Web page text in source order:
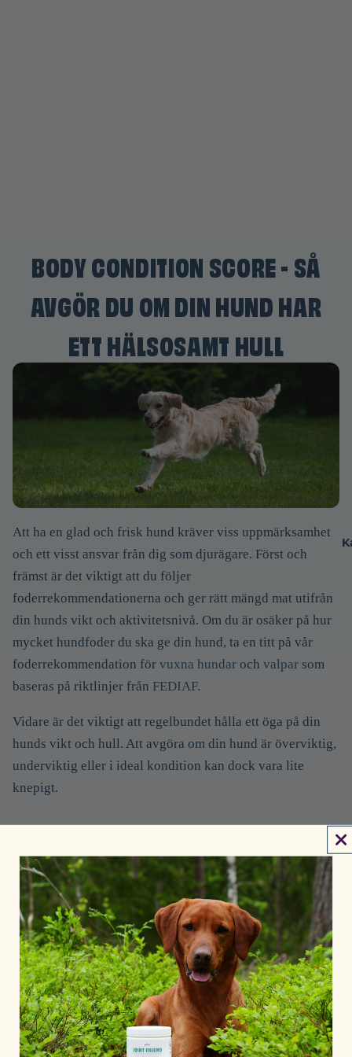
BODY CONDITION SCORE - SÅ
AVGÖR DU OM DIN HUND HAR
ETT HÄLSOSAMT HULL
Att ha en glad och frisk hund kräver viss uppmärksamhet
och ett visst ansvar från dig som djurägare. Först och
främst är det viktigt att du följer
foderrekommendationerna och ger rätt mängd mat utifrån
din hunds vikt och aktivitetsnivå. Om du är osäker på hur
mycket hundfoder du ska ge din hund, ta en titt på vår
foderrekommendation för vuxna hundar och valpar som
baseras på riktlinjer från FEDIAF.
Vidare är det viktigt att regelbundet hålla ett öga på din
hunds vikt och hull. Att avgöra om din hund är överviktig,
underviktig eller i ideal kondition kan dock vara lite
knepigt.
BODY CONDITION SCORE
WSAVA
, The World Small Animal Veterinary Association,
har utvecklat Body Condition Score som kan hjälpa
hundägare att kontrollera storleken och formen på sina
fyrbenta vänner för att få en bättre förståelse för hundens
kondition. Skalan graderas från 1 till 9, där 1 är kraftigt
underviktig och 9 kraftig fetma. För att bedöma din hund
på skalan:
Du börjar med att titta på hundens kroppsform både